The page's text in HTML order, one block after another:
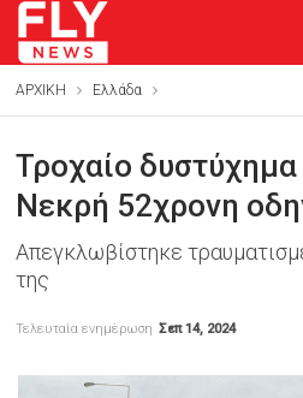
ΑΡΧΙΚΗ Ελλάδα
Τροχαίο δυστύχημα
Νεκρή 52χρονη
Απεγκλωβίστηκε
της
Τελευταία ενημέρωση Σεπ 14, 2024